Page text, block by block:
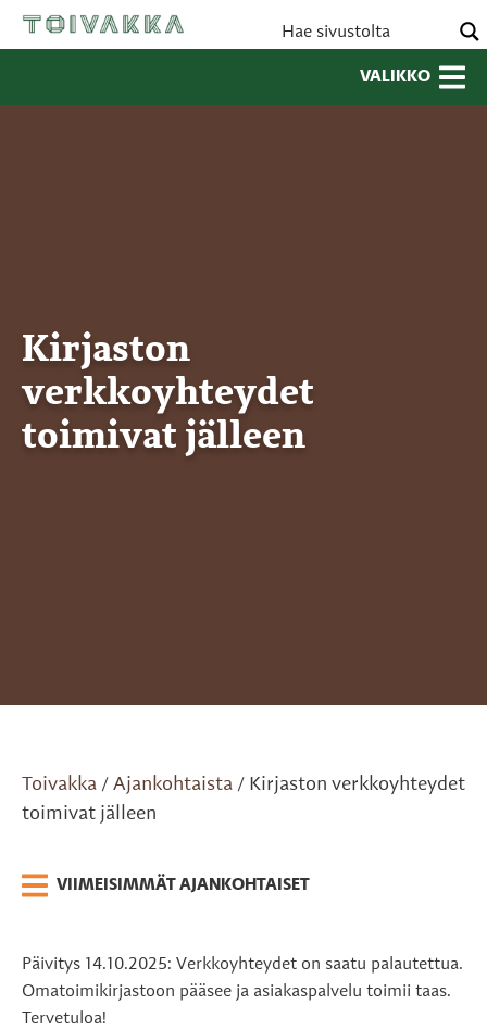
VALIKKO
Kirjaston
verkkoyhteydet
toimivat jälleen
Toivakka / Ajankohtaista / Kirjaston verkkoyhteydet
toimivat jälleen
VIIMEISIMMÄT AJANKOHTAISET
Päivitys 14.10.2025: Verkkoyhteydet on saatu palautettua.
Omatoimikirjastoon pääsee ja asiakaspalvelu toimii taas.
Tervetuloa!